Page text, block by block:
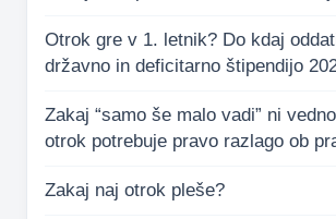
Otrok gre v 1. letnik? Do kdaj
državno in deficitarno štipendijo
Zakaj “samo še malo vadi” ni
otrok potrebuje pravo razlago ob
Zakaj naj otrok pleše?